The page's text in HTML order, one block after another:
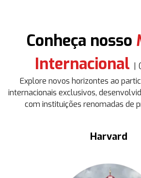
Conheça nosso
Internacional |
Explore novos horizontes ao
internacionais exclusivos,
com instituições renomadas de
Harvard